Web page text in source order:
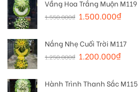
Vầng Hoa Trắng Muộn M119
1.550.000₫ 1.500.000₫
Nắng Nhẹ Cuối Trời M117
1.250.000₫ 1.200.000₫
Hành Trình Thanh Sắc M115